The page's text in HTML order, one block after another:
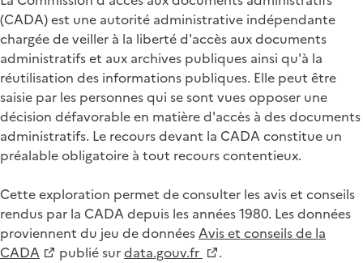
(CADA) est une autorité administrative indépendante
chargée de veiller à la liberté d'accès aux documents
administratifs et aux archives publiques ainsi qu'à la
réutilisation des informations publiques. Elle peut être
saisie par les personnes qui se sont vues opposer une
décision défavorable en matière d'accès à des documents
administratifs. Le recours devant la CADA constitue un
préalable obligatoire à tout recours contentieux.
Cette exploration permet de consulter les avis et conseils
rendus par la CADA depuis les années 1980. Les données
proviennent du jeu de donnéesAvis et conseils de la
CADA
publié surdata.gouv.fr .